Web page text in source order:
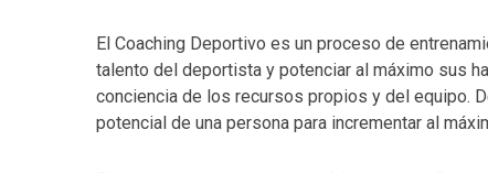
El Coaching Deportivo es un proceso de
talento del deportista y potenciar al máximo sus
conciencia de los recursos propios y del equipo.
potencial de una persona para incrementar al